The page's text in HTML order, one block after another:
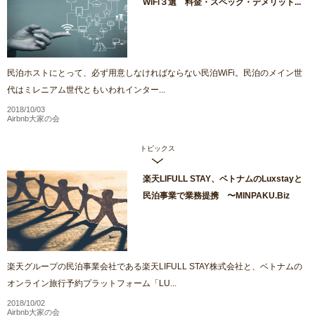
WiFi３選 料金・スペック・デメリット...
民泊ホストにとって、必ず用意しなければならない民泊WiFi。民泊のメイン世
代はミレニアム世代ともいわれインター...
2018/10/03
Airbnb大家の会
トピックス
楽天LIFULL STAY、ベトナムのLuxstayと
民泊事業で業務提携 〜MINPAKU.Biz
楽天グループの民泊事業会社である楽天LIFULL STAY株式会社と、ベトナムの
オンライン旅行予約プラットフォーム「LU...
2018/10/02
Airbnb大家の会